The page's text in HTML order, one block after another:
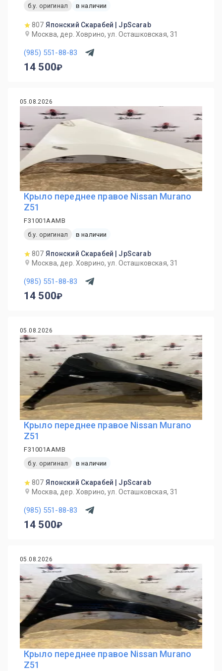
б.у. оригинал
в наличии
807 Японский Скарабей | JpScarab
Москва, дер. Ховрино, ул. Осташковская, 31
(985) 551-88-83
14 500
05.08.2026
Крыло переднее правое Nissan Murano
Z51
F31001AAMB
б.у. оригинал
в наличии
807 Японский Скарабей | JpScarab
Москва, дер. Ховрино, ул. Осташковская, 31
(985) 551-88-83
14 500
05.08.2026
Крыло переднее правое Nissan Murano
Z51
F31001AAMB
б.у. оригинал
в наличии
807 Японский Скарабей | JpScarab
Москва, дер. Ховрино, ул. Осташковская, 31
(985) 551-88-83
14 500
05.08.2026
Крыло переднее правое Nissan Murano
Z51